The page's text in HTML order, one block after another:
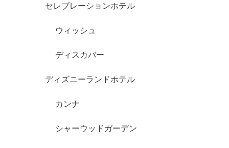
セレブレーションホテル
ウィッシュ
ディスカバー
ディズニーランドホテル
カンナ
シャーウッドガーデン